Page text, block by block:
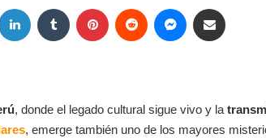
LinkedIn Tumblr Pinterest Reddit Messenger
, donde el legado cultural sigue vivo y la
, emerge también uno de los mayores